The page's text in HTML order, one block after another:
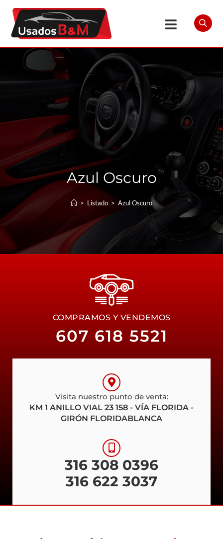
Azul Oscuro
> Listado > Azul Oscuro
COMPRAMOS Y VENDEMOS
607 618 5521
Visita nuestro punto de venta:
KM 1 ANILLO VIAL 23 158 - VÍA FLORIDA -
GIRÓN FLORIDABLANCA
316 308 0396
316 622 3037